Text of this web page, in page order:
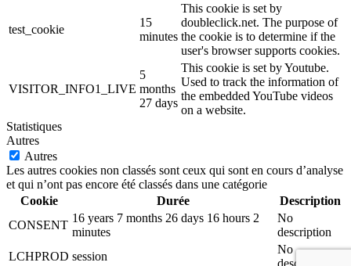
test_cookie
15
minutes
This cookie is set by
doubleclick.net. The purpose of
the cookie is to determine if the
user's browser supports cookies.
VISITOR_INFO1_LIVE
5
months
27 days
This cookie is set by Youtube.
Used to track the information of
the embedded YouTube videos
on a website.
Statistiques
Autres
Autres
Les autres cookies non classés sont ceux qui sont en cours d’analyse
et qui n’ont pas encore été classés dans une catégorie
Cookie
Durée
Description
CONSENT
16 years 7 months 26 days 16 hours 2
minutes
No
description
LCHPROD session
No
description